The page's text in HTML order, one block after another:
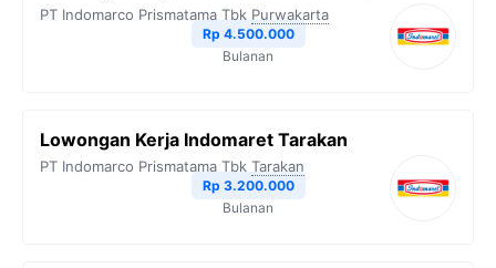
PT Indomarco Prismatama Tbk Purwakarta
Rp 4.500.000
Bulanan
Lowongan Kerja Indomaret Tarakan
PT Indomarco Prismatama Tbk Tarakan
Rp 3.200.000
Bulanan